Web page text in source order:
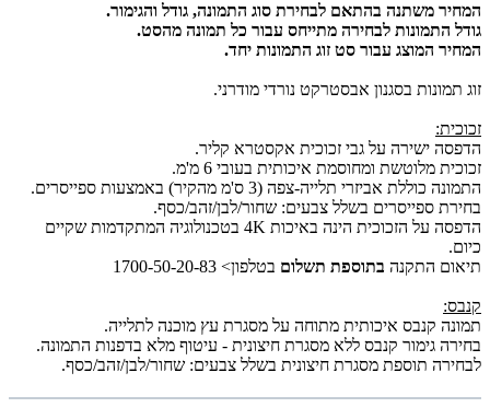
המחיר משתנה בהתאם לבחירת סוג התמונה, גודל והגימור.
גודל התמונות לבחירה מתייחס עבור כל תמונה מהסט.
המחיר המוצג עבור סט זוג התמונות יחד.
זוג תמונות בסגנון אבסטרקט נורדי מודרני.
זכוכית:
הדפסה ישירה על גבי זכוכית אקסטרא קליר.
זכוכית מלוטשת ומחוסמת איכותית בעובי 6 מ'מ.
התמונה כוללת אביזרי תלייה-צפה (3 ס'מ מהקיר) באמצעות ספייסרים.
בחירת ספייסרים בשלל צבעים: שחור/לבן/זהב/כסף.
הדפסה על הזכוכית הינה באיכות 4K בטכנולוגיה המתקדמות שקיים
כיום.
תיאום התקנה בתוספת תשלום בטלפון> 1700-50-20-83
קנבס:
תמונה קנבס איכותית מתוחה על מסגרת עץ מוכנה לתלייה.
בחירה גימור קנבס ללא מסגרת חיצונית - עיטוף מלא בדפנות התמונה.
לבחירה תוספת מסגרת חיצונית בשלל צבעים: שחור/לבן/זהב/כסף.